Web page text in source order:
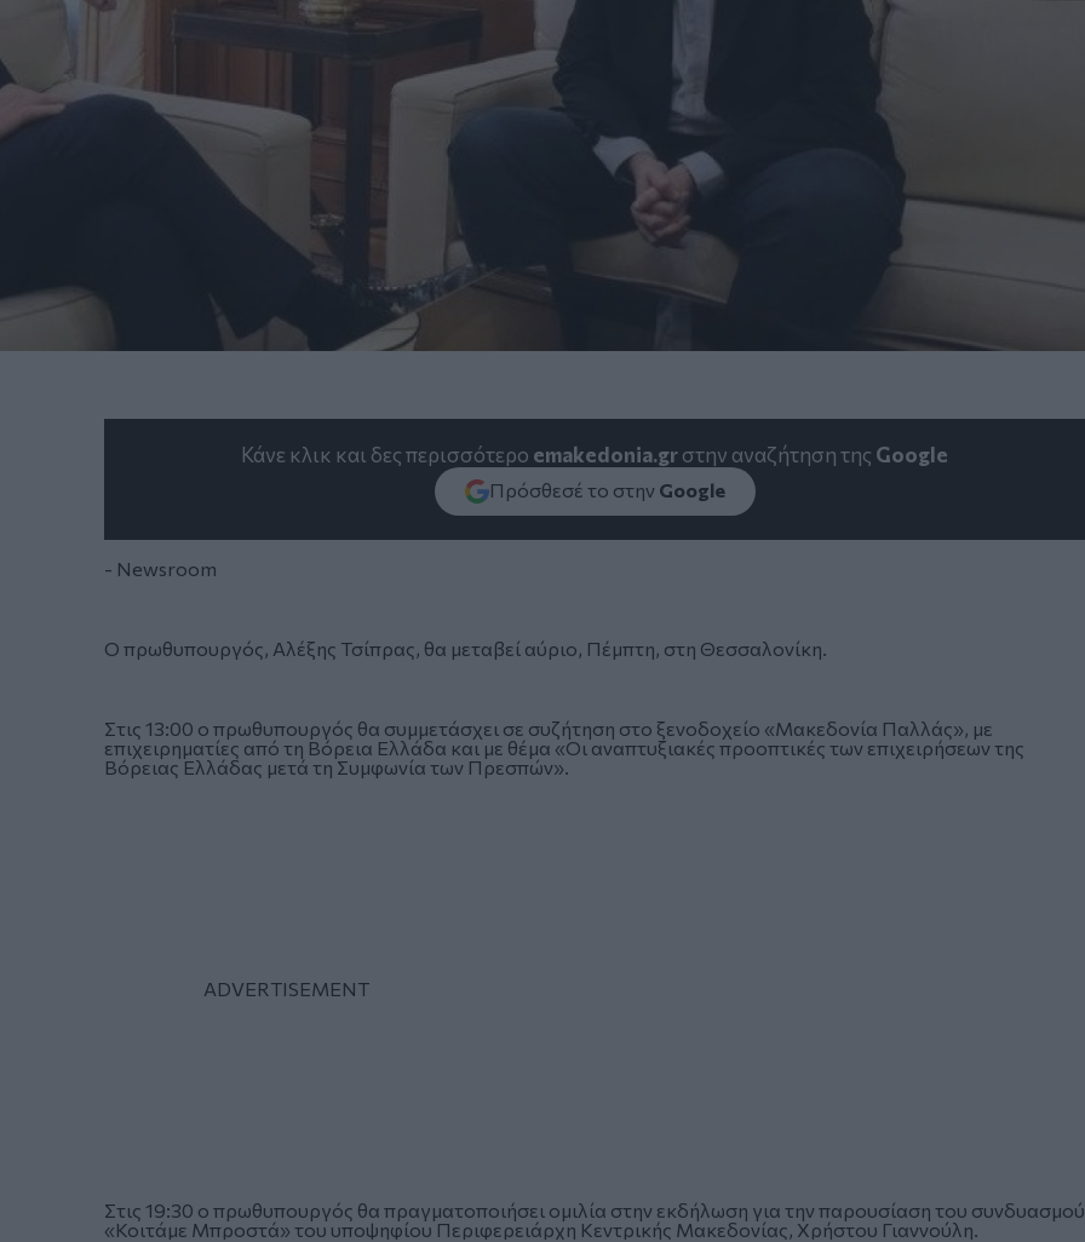
Κάνε κλικ και δες περισσότερο emakedonia.grστην αναζήτηση της Google
Πρόσθεσέ το στην Google
- Newsroom
Ο πρωθυπουργός, Αλέξης Τσίπρας, θα μεταβεί αύριο, Πέμπτη, στη Θεσσαλονίκη.
Στις 13:00 ο πρωθυπουργός θα συμμετάσχει σε συζήτηση στο ξενοδοχείο «Μακεδονία Παλλάς», με
επιχειρηματίες από τη Βόρεια Ελλάδα και με θέμα «Οι αναπτυξιακές προοπτικές των επιχειρήσεων της
Βόρειας Ελλάδας μετά τη Συμφωνία των Πρεσπών».
Στις 19:30 ο πρωθυπουργός θα πραγματοποιήσει ομιλία στην εκδήλωση για την παρουσίαση του συνδυασμού
«Κοιτάμε Μπροστά» του υποψηφίου Περιφερειάρχη Κεντρικής Μακεδονίας, Χρήστου Γιαννούλη.